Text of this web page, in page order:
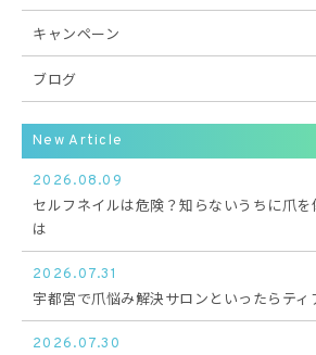
キャンペーン
ブログ
New Article
2026.08.09
セルフネイルは危険？知らないうちに爪
は
2026.07.31
宇都宮で爪悩み解決サロンといったらティ
2026.07.30